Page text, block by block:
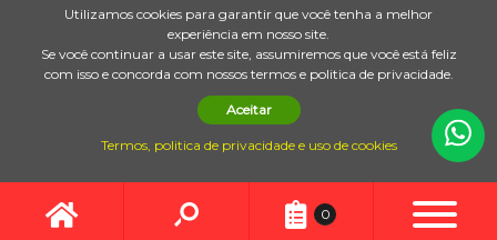
2026 © Madeireira Cedro Ltda. - Avenida Pompeo Reali, 772, São
Cristóvão – Tatuí/SP | Telefone:(15) 3251-8440
Agência Digimeta
Política de privacidade
0
Utilizamos cookies para garantir que você tenha a melhor
experiência em nosso site.
Se você continuar a usar este site, assumiremos que você está feliz
com isso e concorda com nossos termos e politica de privacidade.
Aceitar
Termos, politica de privacidade e uso de cookies